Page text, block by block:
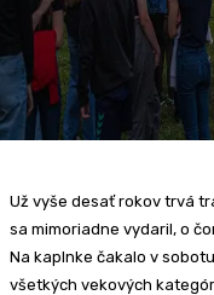
Už vyše desať rokov trvá
sa mimoriadne vydaril, o
Na kaplnke čakalo v
všetkých vekových